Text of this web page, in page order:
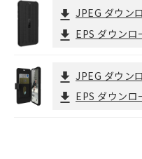
JPEG ダウン
EPS ダウンロ
JPEG ダウン
EPS ダウンロ